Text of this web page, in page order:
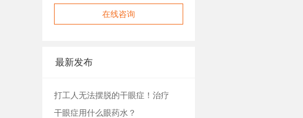
在线咨询
最新发布
打工人无法摆脱的干眼症！治疗
干眼症用什么眼药水？